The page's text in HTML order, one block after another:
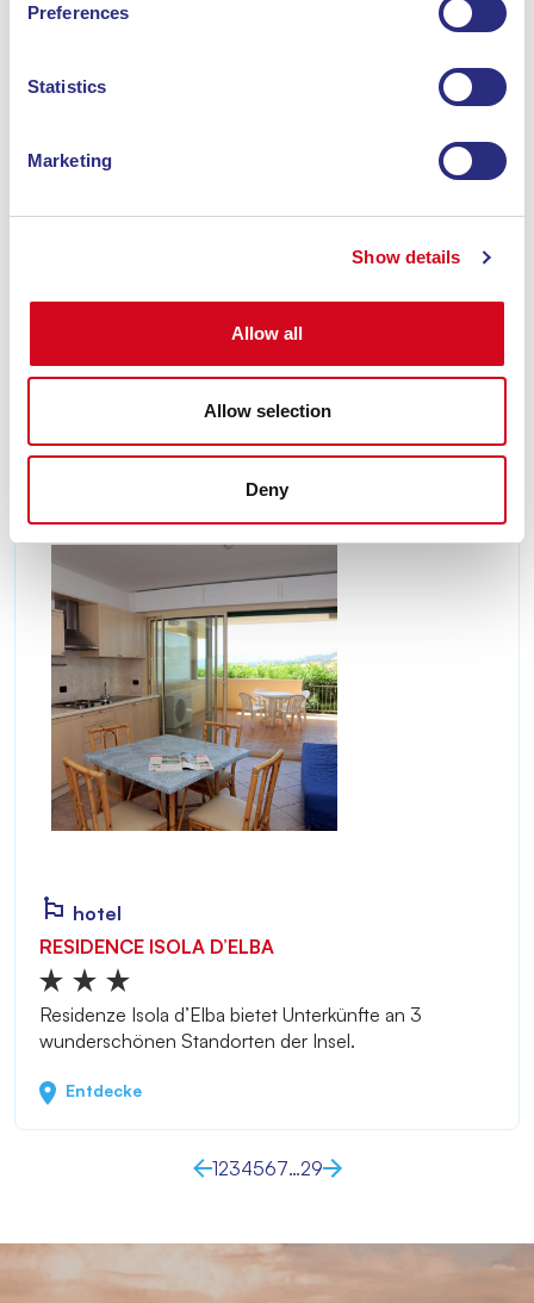
Preferences
Statistics
Marketing
Show details
Allow all
Allow selection
Deny
bietet dank ihrer erhöhten Lage einen herrlichen
Blick auf den Golf von Portoferraio.
Entdecke
hotel
RESIDENCE ISOLA D’ELBA
Residenze Isola d’Elba bietet Unterkünfte an 3
wunderschönen Standorten der Insel.
Entdecke
1234567…29